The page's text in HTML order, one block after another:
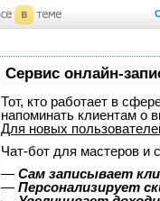
Сервис онлайн-
Тот, кто работает в
напоминать клиентам о
Для новых
Чат-бот для мастеров и
— Сам записывает
— Персонализирует